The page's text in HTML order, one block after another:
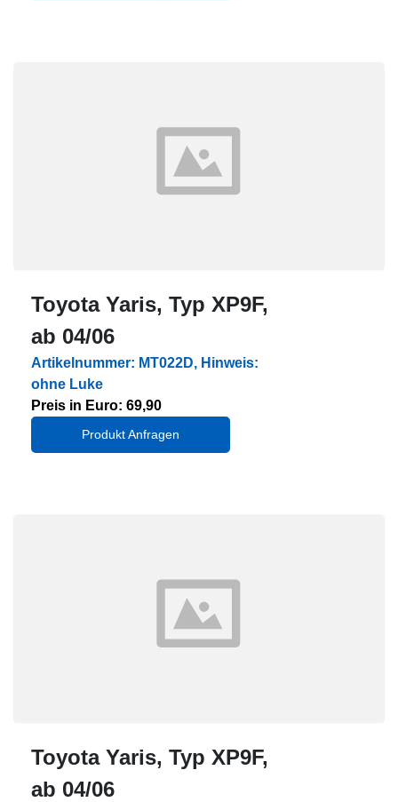
Toyota Yaris, Typ XP9F,
ab 04/06
Artikelnummer: MT022D, Hinweis:
ohne Luke
Preis in Euro: 69,90
Produkt Anfragen
Toyota Yaris, Typ XP9F,
ab 04/06